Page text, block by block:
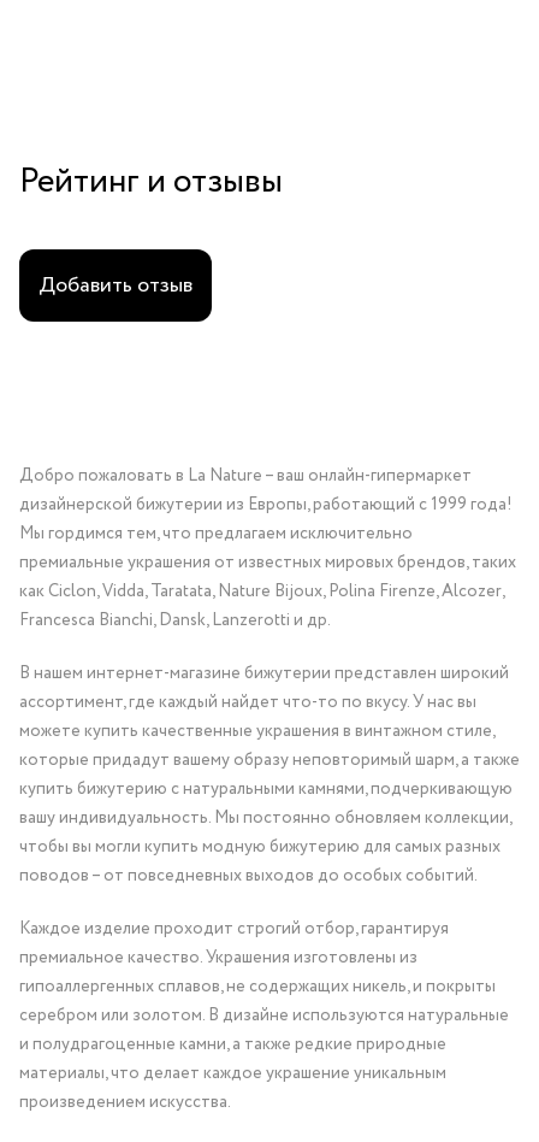
Рейтинг и отзывы
Добавить отзыв
Добро пожаловать в La Nature – ваш онлайн-гипермаркет
дизайнерской бижутерии из Европы, работающий с 1999 года!
Мы гордимся тем, что предлагаем исключительно
премиальные украшения от известных мировых брендов, таких
как Ciclon, Vidda, Taratata, Nature Bijoux, Polina Firenze, Alcozer,
Francesca Bianchi, Dansk, Lanzerotti и др.
В нашем интернет-магазине бижутерии представлен широкий
ассортимент, где каждый найдет что-то по вкусу. У нас вы
можете купить качественные украшения в винтажном стиле,
которые придадут вашему образу неповторимый шарм, а также
купить бижутерию с натуральными камнями, подчеркивающую
вашу индивидуальность. Мы постоянно обновляем коллекции,
чтобы вы могли купить модную бижутерию для самых разных
поводов – от повседневных выходов до особых событий.
Каждое изделие проходит строгий отбор, гарантируя
премиальное качество. Украшения изготовлены из
гипоаллергенных сплавов, не содержащих никель, и покрыты
серебром или золотом. В дизайне используются натуральные
и полудрагоценные камни, а также редкие природные
материалы, что делает каждое украшение уникальным
произведением искусства.